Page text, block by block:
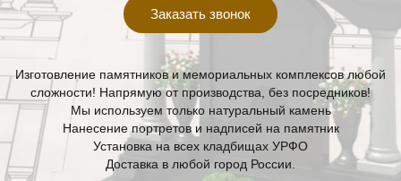
Заказать звонок
Изготовление памятников и мемориальных комплексов любой
сложности! Напрямую от производства, без посредников!
Мы используем только натуральный камень
Нанесение портретов и надписей на памятник
Установка на всех кладбищах УРФО
Доставка в любой город России.